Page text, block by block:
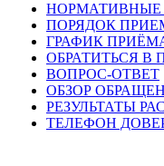
НОРМАТИВНЫЕ
ПОРЯДОК
ГРАФИК
ОБРАТИТЬСЯ В
ВОПРОС-ОТВЕТ
ОБЗОР
РЕЗУЛЬТАТЫ
ТЕЛЕФОН